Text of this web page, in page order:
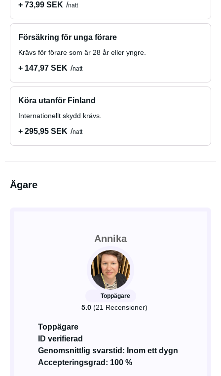
+ 73,99 SEK natt
Försäkring för unga förare
Krävs för förare som är 28 år eller yngre.
+ 147,97 SEK natt
Köra utanför Finland
Internationellt skydd krävs.
+ 295,95 SEK natt
Ägare
Annika
Toppägare
5.0 (21 Recensioner)
Toppägare
ID verifierad
Genomsnittlig svarstid: Inom ett dygn
Accepteringsgrad: 100 %